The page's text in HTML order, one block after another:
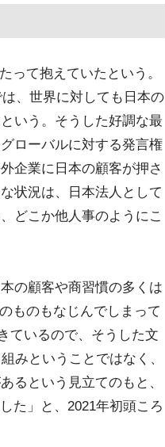
って抱えていたという。
、世界に対しても日本の
いう。そうした好調な最
ローバルに対する発言権
企業に日本の顧客が押さ
状況は、日本法人として
どこか他人事のようにこ
の顧客や商習慣の多くは
ものもなじんでしまって
ているので、そうした文
みということではなく、
るという見立てのもと、
た」と、2021年初頭ころ